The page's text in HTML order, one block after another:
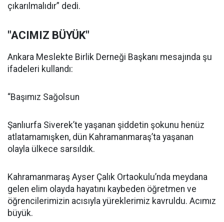
çıkarılmalıdır” dedi.
"ACIMIZ BÜYÜK"
Ankara Meslekte Birlik Derneği Başkanı mesajında şu
ifadeleri kullandı:
“Başımız Sağolsun
Şanlıurfa Siverek’te yaşanan şiddetin şokunu henüz
atlatamamışken, dün Kahramanmaraş’ta yaşanan
olayla ülkece sarsıldık.
Kahramanmaraş Ayser Çalık Ortaokulu’nda meydana
gelen elim olayda hayatını kaybeden öğretmen ve
öğrencilerimizin acısıyla yüreklerimiz kavruldu. Acımız
büyük.